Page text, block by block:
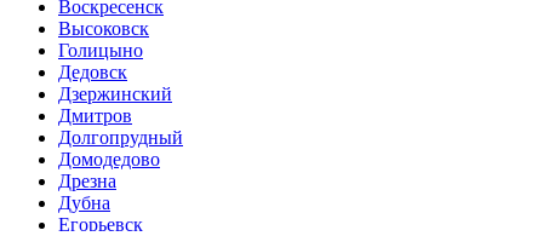
Воскресенск
Высоковск
Голицыно
Дедовск
Дзержинский
Дмитров
Долгопрудный
Домодедово
Дрезна
Дубна
Егорьевск